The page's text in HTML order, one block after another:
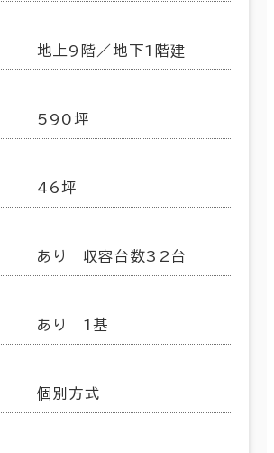
地上9階／地下1階建
590坪
46坪
あり 収容台数32台
あり 1基
個別方式